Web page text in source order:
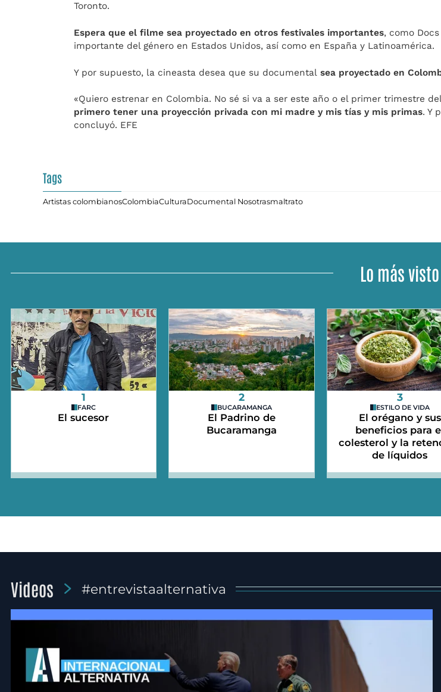
Toronto.
Espera que el filme sea proyectado en otros festivales importantes, como
importante del género en Estados Unidos, así como en España y Latinoamérica.
Y por supuesto, la cineasta desea que su documental sea proyectado en
«Quiero estrenar en Colombia. No sé si va a ser este año o el primer trimestre
primero tener una proyección privada con mi madre y mis tías y mis primas. Y
concluyó. EFE
Tags
Artistas colombianosColombiaCulturaDocumental Nosotrasmaltrato
Lo más visto
1
FARC
El sucesor
2
BUCARAMANGA
El Padrino de
Bucaramanga
3
ESTILO DE VIDA
El orégano y sus
beneficios para
colesterol y la
de líquidos
Videos #entrevistaalternativa